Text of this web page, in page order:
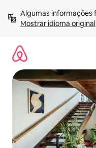
para
Mostrar idioma original